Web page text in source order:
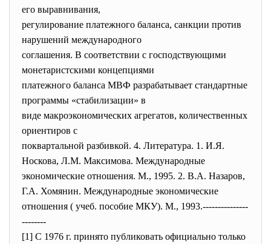
его выравнивания,
регулирование платежного баланса, санкции против
нарушений международного
соглашения. В соответствии с господствующими
монетаристскими концепциями
платежного баланса МВФ разрабатывает стандартные
программы «стабилизации» в
виде макроэкономических агрегатов, количественных
ориентиров с
поквартальной разбивкой. 4. Литература. 1. И.Я.
Носкова, Л.М. Максимова. Международные
экономические отношения. М., 1995. 2. В.А. Назаров,
Г.А. Хомянин. Международные экономические
отношения ( учеб. пособие МКУ). М., 1993.---------------
--------
[1] С 1976 г. принято публиковать официально только